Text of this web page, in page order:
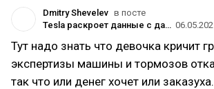
Dmitry Shevelev в посте
Tesla раскроет данные с датчиков своих электромобилей для владельцев машин в Китае
Тут надо знать что девочка кричит
экспертизы машины и тормозов
так что или денег хочет или